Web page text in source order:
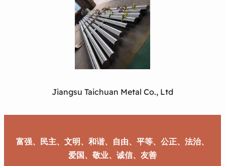
Jiangsu Taichuan Metal Co., Ltd
富强、民主、文明、和谐、自由、平等、公正、法治、
爱国、敬业、诚信、友善